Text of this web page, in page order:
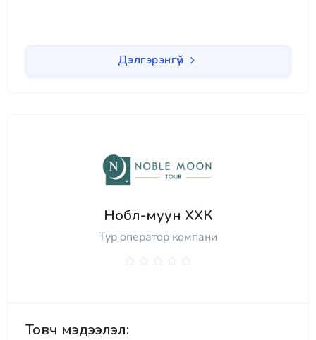
Дэлгэрэнгүй
Нобл-муун ХХК
Тур оператор компани
Товч мэдээлэл: